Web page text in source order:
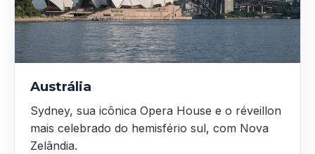
Austrália
Sydney, sua icônica Opera House e o réveillon
mais celebrado do hemisfério sul, com Nova
Zelândia.